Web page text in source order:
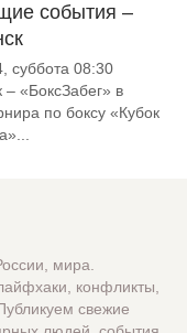
события –
суббота 08:30
– «БоксЗабег» в
по боксу «Кубок
мира.
конфликты,
свежие